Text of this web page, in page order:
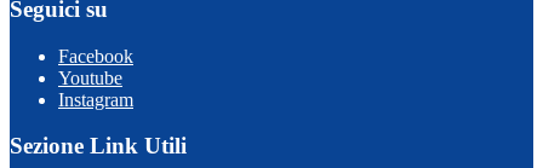
Seguici su
Facebook
Youtube
Instagram
Sezione Link Utili